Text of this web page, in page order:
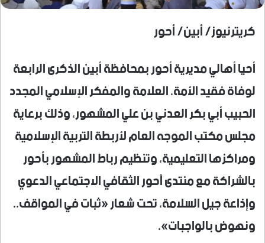
كريترنيوز/ أبين/ أحور
أحيا أهالي مديرية أحور بمحافظة أبين الذكرى الرابعة
لوفاة فقيد الأمة، العلامة والمفكر الإسلامي المجدد
الحبيب أبي بكر العدني بن علي المشهور، وذلك برعاية
مجلس مكتب الموجه العام لأربطة التربية الإسلامية
ومراكزها التعليمية، وتنظيم رباط المشهور بأحور
بالشراكة مع منتدى أحور الثقافي الاجتماعي الدعوي
وإذاعة جيل السلامة، تحت شعار «ثبات في المواقف..
ونهوض بالواجبات».